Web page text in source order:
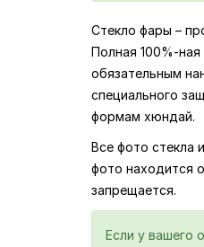
Стекло фары –
Полная 100%-
обязательным
специального
формам хюндай.
Все фото стекла
фото находится
запрещается.
Если у вашего